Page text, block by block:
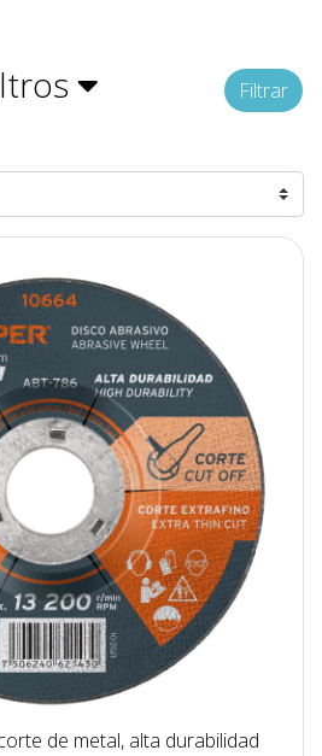
Filtrar
de metal, alta durabilidad